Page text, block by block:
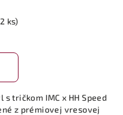
ks)
tričkom IMC x HH Speed
z prémiovej vresovej